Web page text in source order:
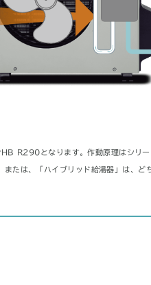
R290となります。作動原理はシリー
たは、「ハイブリッド給湯器」は、ど